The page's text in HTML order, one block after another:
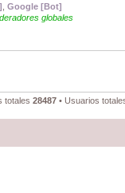
Google [Bot]
globales
totales 28487 • Usuarios